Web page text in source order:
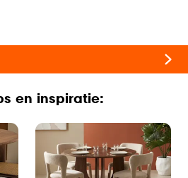
en inspiratie: